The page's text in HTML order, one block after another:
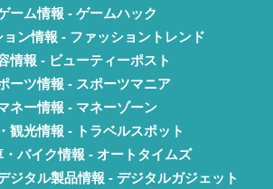
ーム情報 - ゲームハック
ョン情報 - ファッショントレンド
情報 - ビューティーポスト
ーツ情報 - スポーツマニア
ネー情報 - マネーゾーン
観光情報 - トラベルスポット
・バイク情報 - オートタイムズ
ジタル製品情報 - デジタルガジェット